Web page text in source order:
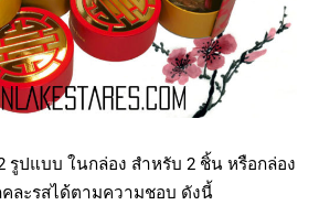
รูปแบบ ในกล่อง สำหรับ 2 ชิ้น หรือกล่อง
ละรสได้ตามความชอบ ดังนี้